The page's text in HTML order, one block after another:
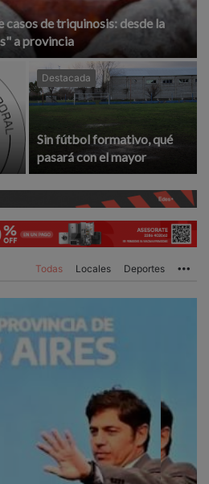
de triquinosis: desde la
a provincia
Destacada
Sin fútbol formativo, qué
pasará con el mayor
Todas Locales Deportes